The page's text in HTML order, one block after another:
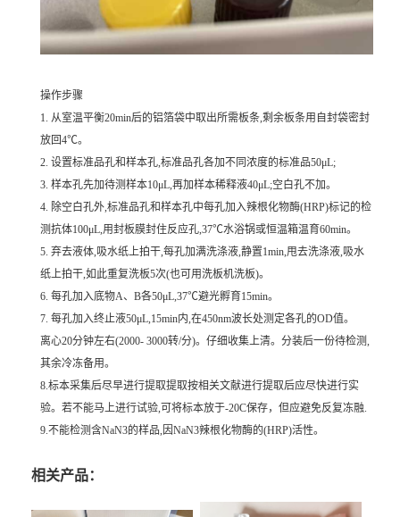
操作步骤
1. 从室温平衡20min后的铝箔袋中取出所需板条,剩余板条用自封袋密封
放回4℃。
2. 设置标准品孔和样本孔,标准品孔各加不同浓度的标准品50μL;
3. 样本孔先加待测样本10μL,再加样本稀释液40μL;空白孔不加。
4. 除空白孔外,标准品孔和样本孔中每孔加入辣根化物酶(HRP)标记的检
测抗体100μL,用封板膜封住反应孔,37℃水浴锅或恒温箱温育60min。
5. 弃去液体,吸水纸上拍干,每孔加满洗涤液,静置1min,甩去洗涤液,吸水
纸上拍干,如此重复洗板5次(也可用洗板机洗板)。
6. 每孔加入底物A、B各50μL,37℃避光孵育15min。
7. 每孔加入终止液50μL,15min内,在450nm波长处测定各孔的OD值。
离心20分钟左右(2000- 3000转/分)。仔细收集上清。分装后一份待检测,
其余冷冻备用。
8.标本采集后尽早进行提取提取按相关文献进行提取后应尽快进行实
验。若不能马上进行试验,可将标本放于-20C保存，但应避免反复冻融.
9.不能检测含NaN3的样品,因NaN3辣根化物酶的(HRP)活性。
相关产品：